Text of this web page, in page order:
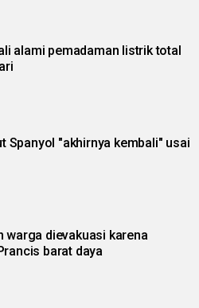
alami pemadaman listrik total
Spanyol "akhirnya kembali" usai
warga dievakuasi karena
barat daya